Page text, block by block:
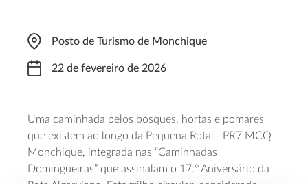
Posto de Turismo de Monchique
22 de fevereiro de 2026
Uma caminhada pelos bosques, hortas e pomares
que existem ao longo da Pequena Rota – PR7 MCQ
Monchique, integrada nas “Caminhadas
Domingueiras” que assinalam o 17.º Aniversário da